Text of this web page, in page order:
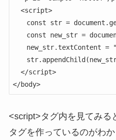
const str =
const new_str =
new_str.textContent =
</body>
<script>タグ内を見てみる
タグを作っているのがわ